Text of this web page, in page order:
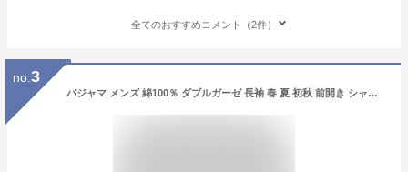
全てのおすすめコメント（2件）
no. 3
パジャマ メンズ 綿100％ ダブルガーゼ 長袖 春 夏 初秋 前開き シャツ 無地 M L LL おそろい ペア プレゼント 父の日